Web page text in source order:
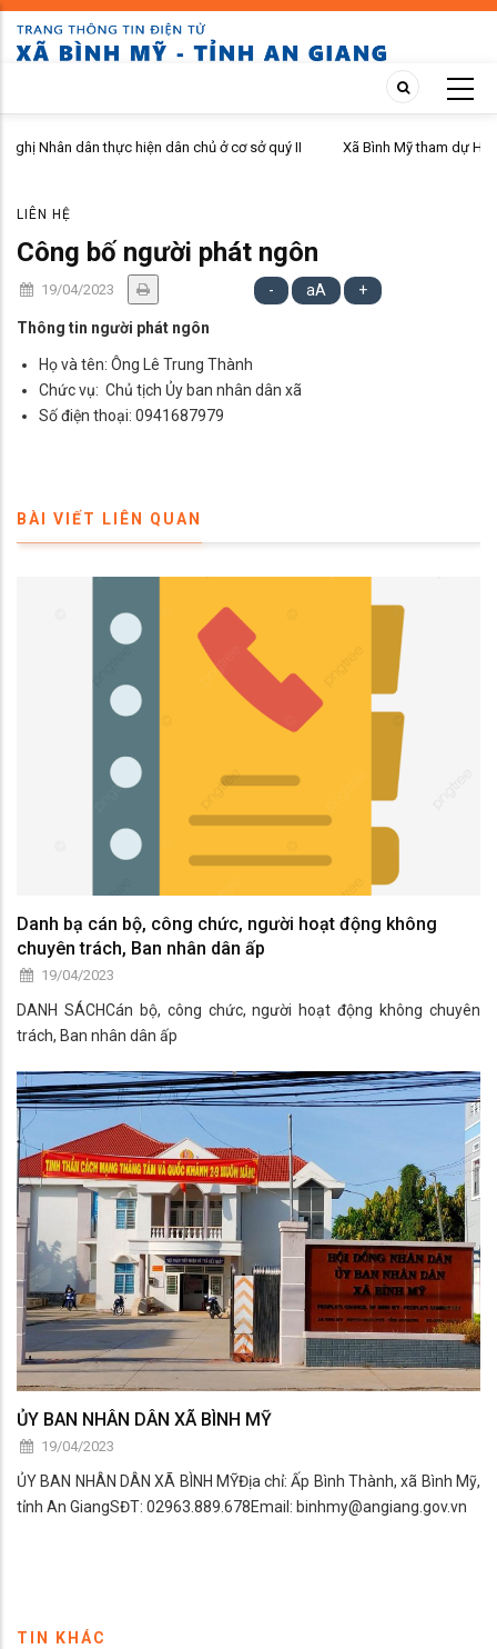
Skip
main
chủ ở cơ sở quý II
Xã Bình Mỹ tham dự Hội nghị đánh giá chỉ số
LIÊN HỆ
Công bố người phát ngôn
19/04/2023 - aA +
Thông tin người phát ngôn
Họ và tên: Ông Lê Trung Thành
Chức vụ: Chủ tịch Ủy ban nhân dân xã
Số điện thoại: 0941687979
BÀI VIẾT LIÊN QUAN
Danh bạ cán bộ, công chức, người hoạt động không
chuyên trách, Ban nhân dân ấp
19/04/2023
DANH SÁCHCán bộ, công chức, người hoạt động không chuyên
trách, Ban nhân dân ấp
ỦY BAN NHÂN DÂN XÃ BÌNH MỸ
19/04/2023
ỦY BAN NHÂN DÂN XÃ BÌNH MỸĐịa chỉ: Ấp Bình Thành, xã Bình Mỹ,
tỉnh An GiangSĐT: 02963.889.678Email: binhmy@angiang.gov.vn
TIN KHÁC